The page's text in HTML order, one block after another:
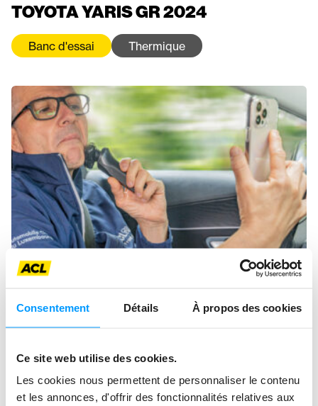
Consentement Détails À propos des cookies
Ce site web utilise des cookies.
Les cookies nous permettent de personnaliser le contenu
et les annonces, d'offrir des fonctionnalités relatives aux
TOYOTA YARIS GR 2024
Banc d'essai Thermique
42 MÈTRES SANS REGARDER LA
ROUTE EN 3 SECONDES !
Regards d'experts Frank’s Corner